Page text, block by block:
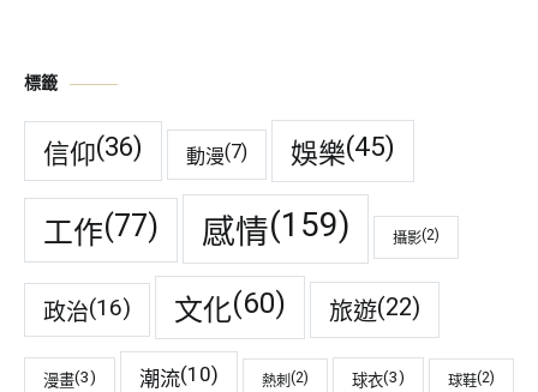
標籤
信仰(36) 動漫(7) 娛樂(45)
工作(77) 感情(159) 攝影(2)
政治(16) 文化(60) 旅遊(22)
漫畫(3) 潮流(10) 熱刺 (2) 球衣(3) 球鞋(2)